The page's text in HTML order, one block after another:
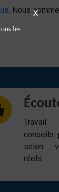
. Nous
conseils
selon
réels.
X
les